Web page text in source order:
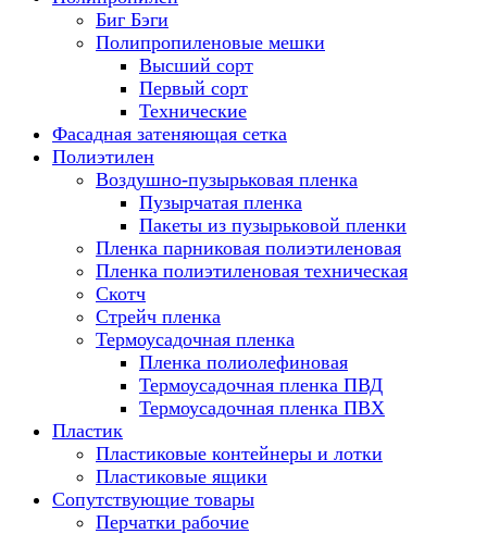
Биг Бэги
Полипропиленовые мешки
Высший сорт
Первый сорт
Технические
Фасадная затеняющая сетка
Полиэтилен
Воздушно-пузырьковая пленка
Пузырчатая пленка
Пакеты из пузырьковой пленки
Пленка парниковая полиэтиленовая
Пленка полиэтиленовая техническая
Скотч
Стрейч пленка
Термоусадочная пленка
Пленка полиолефиновая
Термоусадочная пленка ПВД
Термоусадочная пленка ПВХ
Пластик
Пластиковые контейнеры и лотки
Пластиковые ящики
Сопутствующие товары
Перчатки рабочие